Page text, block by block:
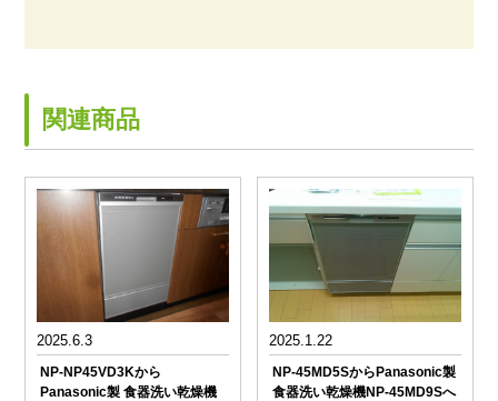
関連商品
2025.6.3
NP-NP45VD3Kから
Panasonic製 食器洗い乾燥機
2025.1.22
NP-45MD5SからPanasonic製
食器洗い乾燥機NP-45MD9Sへ